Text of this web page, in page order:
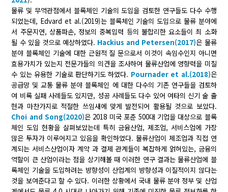
물류 및 무역관점에서 블록체인 기술의 도입을 검토한 연구들도 다수 수행
되었는데, Edvard et al.(2019)는 블록체인 기술의 도입으로 물류 분야에
서 주문지연, 상품파손, 정보의 중복입력 등의 불합리한 요소들이 최 소화
될 수 있을 것으로 예상하였다. Hackius and Petersen(2017)은 물류
분야 블록체인 기술에 대한 근원적 질 문으로서 이것이 속임수인지 아니면
효용가치가 있는지 전문가들의 의견을 조사하여 물류산업에 영향력을 미칠
수 있는 유용한 기술로 판단하기도 하였다. Pournader et al.(2018)은
공급망 및 교통 물류 분야 블록체인 에 대한 다수의 기존 연구들을 검토하
여 비록 실패 사례들도 있지만, 성공 사례들도 다수 있어 여타의 신기 술 출
현과 마찬가지로 적절한 쓰임새에 맞게 발전되어 활용될 것으로 보았다.
Choi and Song(2020)은 2018 미국 포춘 500대 기업을 대상으로 블록
체인 도입 현황을 살펴보았는데 특히 금융산업, 제조업, 서비스업에 가장
많은 투자가 이루어지고 있음을 확인하였다. 물류산업이 제조업과 직접 연
계되는 서비스산업이자 계약 과 결제 관계들이 복잡하게 얽혀있는, 금융의
역할이 큰 산업이라는 점을 상기해볼 때 이러한 연구 결과는 물류산업에 블
록체인 기술을 도입하려는 방향성이 산업계의 방향성과 이질적이지 않다는
것을 보여준다고 할 수 있다. 이러한 상황에서 국내 물류 분야 정부 및 산업